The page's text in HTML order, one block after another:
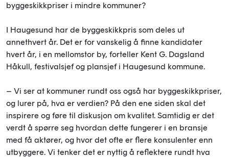
byggeskikkpriser i mindre kommuner?
I Haugesund har de byggeskikkpris som deles ut
annethvert år. Det er for vanskelig å finne kandidater
hvert år, i en mellomstor by, forteller Kent G. Dagsland
Håkull, festivalsjef og plansjef i Haugesund kommune.
– Vi ser at kommuner rundt oss også har byggeskikkpriser,
og lurer på, hva er verdien? På den ene siden skal det
inspirere og føre til diskusjon om kvalitet. Samtidig er det
verdt å spørre seg hvordan dette fungerer i en bransje
med få aktører, og hvor det ofte er flere konsulenter enn
utbyggere. Vi tenker det er nyttig å reflektere rundt hva